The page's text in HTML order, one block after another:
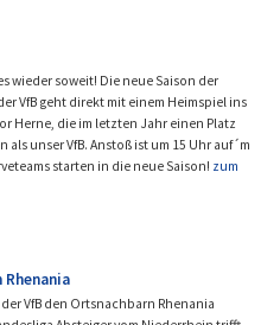
wieder soweit! Die neue Saison der
VfB geht direkt mit einem Heimspiel ins
Herne, die im letzten Jahr einen Platz
unser VfB. Anstoß ist um 15 Uhr auf´m
starten in die neue Saison! zum
VfB den Ortsnachbarn Rhenania